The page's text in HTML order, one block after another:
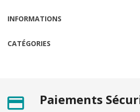
INFORMATIONS
CATÉGORIES
Paiements